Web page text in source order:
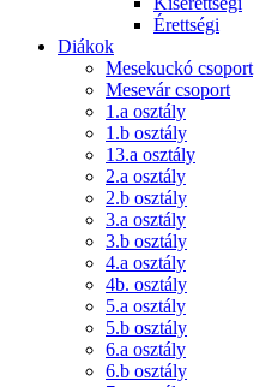
Érettségi
Diákok
Mesekuckó csoport
Mesevár csoport
1.a osztály
1.b osztály
13.a osztály
2.a osztály
2.b osztály
3.a osztály
3.b osztály
4.a osztály
4b. osztály
5.a osztály
5.b osztály
6.a osztály
6.b osztály